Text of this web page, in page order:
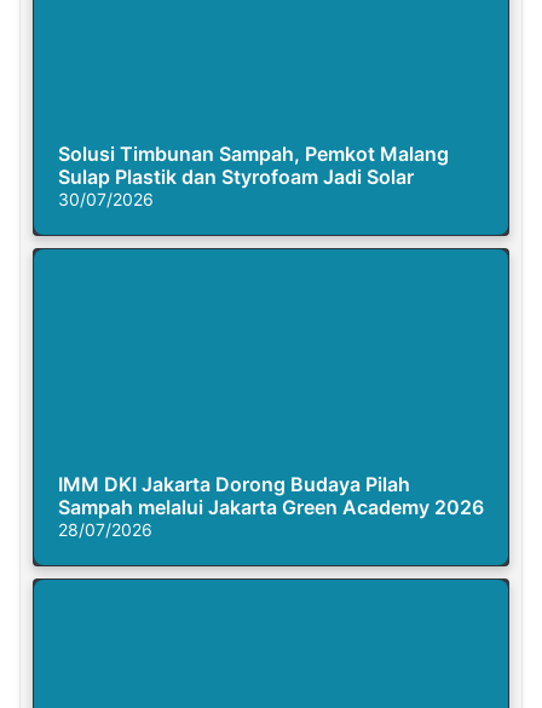
Solusi Timbunan Sampah, Pemkot Malang
Sulap Plastik dan Styrofoam Jadi Solar
30/07/2026
IMM DKI Jakarta Dorong Budaya Pilah
Sampah melalui Jakarta Green Academy 2026
28/07/2026